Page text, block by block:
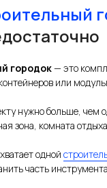
городок— это
или
нужно больше,
зона, комната
одной
часть